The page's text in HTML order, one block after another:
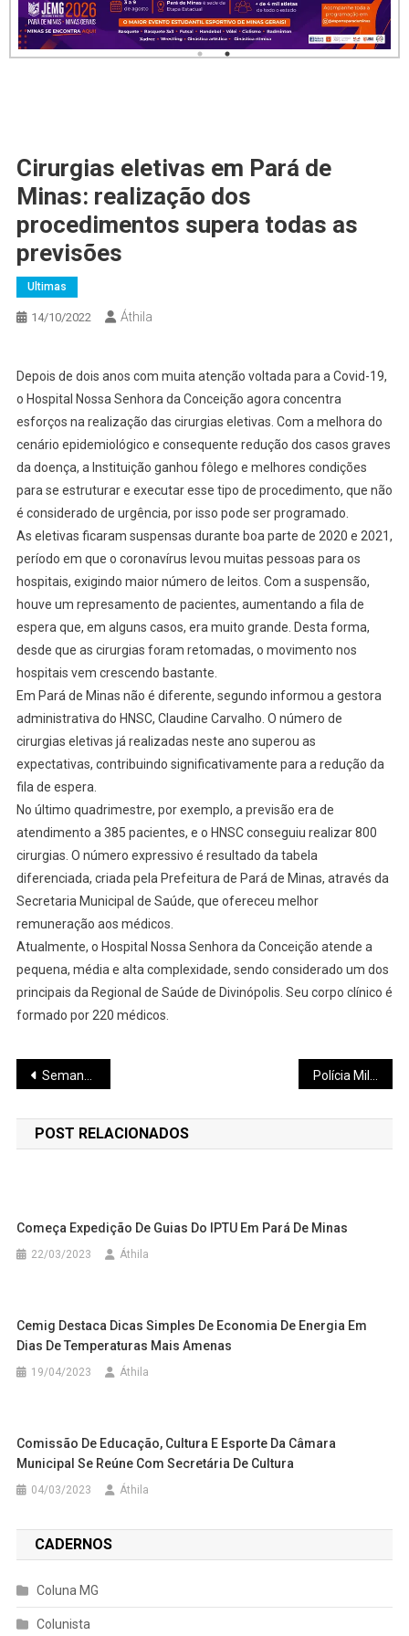
Cirurgias eletivas em Pará de
Minas: realização dos
procedimentos supera todas as
previsões
Ultimas
14/10/2022 Áthila
Depois de dois anos com muita atenção voltada para a Covid-19,
o Hospital Nossa Senhora da Conceição agora concentra
esforços na realização das cirurgias eletivas. Com a melhora do
cenário epidemiológico e consequente redução dos casos graves
da doença, a Instituição ganhou fôlego e melhores condições
para se estruturar e executar esse tipo de procedimento, que não
é considerado de urgência, por isso pode ser programado.
As eletivas ficaram suspensas durante boa parte de 2020 e 2021,
período em que o coronavírus levou muitas pessoas para os
hospitais, exigindo maior número de leitos. Com a suspensão,
houve um represamento de pacientes, aumentando a fila de
espera que, em alguns casos, era muito grande. Desta forma,
desde que as cirurgias foram retomadas, o movimento nos
hospitais vem crescendo bastante.
Em Pará de Minas não é diferente, segundo informou a gestora
administrativa do HNSC, Claudine Carvalho. O número de
cirurgias eletivas já realizadas neste ano superou as
expectativas, contribuindo significativamente para a redução da
fila de espera.
No último quadrimestre, por exemplo, a previsão era de
atendimento a 385 pacientes, e o HNSC conseguiu realizar 800
cirurgias. O número expressivo é resultado da tabela
diferenciada, criada pela Prefeitura de Pará de Minas, através da
Secretaria Municipal de Saúde, que ofereceu melhor
remuneração aos médicos.
Atualmente, o Hospital Nossa Senhora da Conceição atende a
pequena, média e alta complexidade, sendo considerado um dos
principais da Regional de Saúde de Divinópolis. Seu corpo clínico é
formado por 220 médicos.
Navegação
de
Post
Semana Empresarial 2022 da Ascipam começa segunda-feira
POST RELACIONADOS
Começa Expedição De Guias Do IPTU Em Pará De Minas
22/03/2023 Áthila
Cemig Destaca Dicas Simples De Economia De Energia Em
Dias De Temperaturas Mais Amenas
19/04/2023 Áthila
Comissão De Educação, Cultura E Esporte Da Câmara
Municipal Se Reúne Com Secretária De Cultura
04/03/2023 Áthila
CADERNOS
Coluna MG
Colunista